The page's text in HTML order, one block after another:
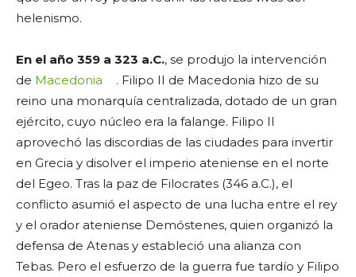
helenismo.
En el año 359 a 323 a.C., se produjo la intervención
de Macedonia
. Filipo II de Macedonia hizo de su
reino una monarquía centralizada, dotado de un gran
ejército, cuyo núcleo era la falange. Filipo II
aprovechó las discordias de las ciudades para invertir
en Grecia y disolver el imperio ateniense en el norte
del Egeo. Tras la paz de Filocrates (346 a.C.), el
conflicto asumió el aspecto de una lucha entre el rey
y el orador ateniense Demóstenes, quien organizó la
defensa de Atenas y estableció una alianza con
Tebas. Pero el esfuerzo de la guerra fue tardío y Filipo